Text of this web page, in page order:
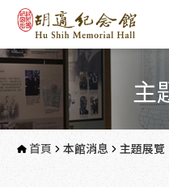
主
首頁 本館消息 主題展覽